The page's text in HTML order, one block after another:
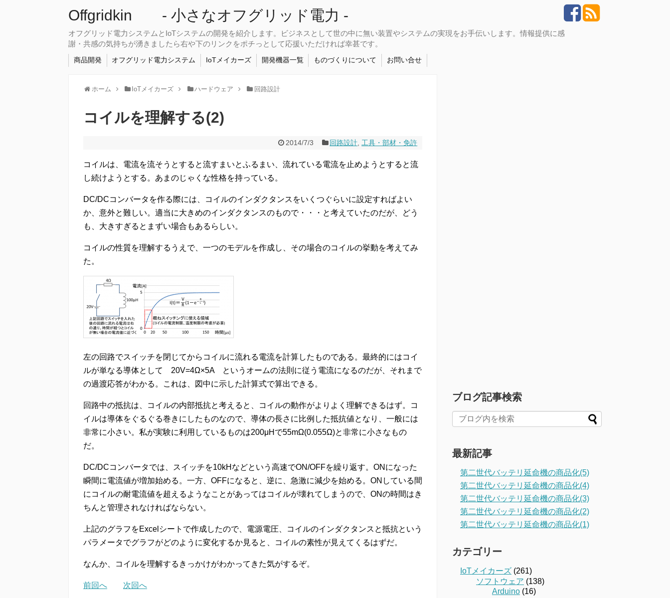
Offgridkin - 小さなオフグリッド電力 -
オフグリッド電力システムとIoTシステムの開発を紹介します。ビジネスとして世の中に無い装置やシステムの実現をお手伝いします。情報提供に感
謝・共感の気持ちが湧きましたら右や下のリンクをポチっとして応援いただければ幸甚です。
商品開発 オフグリッド電力システム IoTメイカーズ 開発機器一覧 ものづくりについて お問い合せ
ホーム IoTメイカーズ ハードウェア 回路設計
コイルを理解する(2)
2014/7/3 回路設計,工具・部材・免許
コイルは、電流を流そうとすると流すまいとふるまい、流れている電流を止めようとすると流
し続けようとする。あまのじゃくな性格を持っている。
DC/DCコンバータを作る際には、コイルのインダクタンスをいくつぐらいに設定すればよい
か、意外と難しい。適当に大きめのインダクタンスのもので・・・と考えていたのだが、どう
も、大きすぎるとまずい場合もあるらしい。
コイルの性質を理解するうえで、一つのモデルを作成し、その場合のコイルの挙動を考えてみ
た。
左の回路でスイッチを閉じてからコイルに流れる電流を計算したものである。最終的にはコイ
ルが単なる導体として 20V=4Ω×5A というオームの法則に従う電流になるのだが、それまで
の過渡応答がわかる。これは、図中に示した計算式で算出できる。
回路中の抵抗は、コイルの内部抵抗と考えると、コイルの動作がよりよく理解できるはず。コ
イルは導体をぐるぐる巻きにしたものなので、導体の長さに比例した抵抗値となり、一般には
非常に小さい。私が実験に利用しているものは200μHで55mΩ(0.055Ω)と非常に小さなもの
だ。
DC/DCコンバータでは、スイッチを10kHなどという高速でON/OFFを繰り返す。ONになった
瞬間に電流値が増加始める。一方、OFFになると、逆に、急激に減少を始める。ONしている間
にコイルの耐電流値を超えるようなことがあってはコイルが壊れてしまうので、ONの時間はき
ちんと管理されなければならない。
上記のグラフをExcelシートで作成したので、電源電圧、コイルのインダクタンスと抵抗という
パラメータでグラフがどのように変化するか見ると、コイルの素性が見えてくるはずだ。
なんか、コイルを理解するきっかけがわかってきた気がするぞ。
前回へ 次回へ
ブログ記事検索
最新記事
第二世代バッテリ延命機の商品化(5)
第二世代バッテリ延命機の商品化(4)
第二世代バッテリ延命機の商品化(3)
第二世代バッテリ延命機の商品化(2)
第二世代バッテリ延命機の商品化(1)
カテゴリー
IoTメイカーズ (261)
ソフトウェア (138)
Arduino (16)